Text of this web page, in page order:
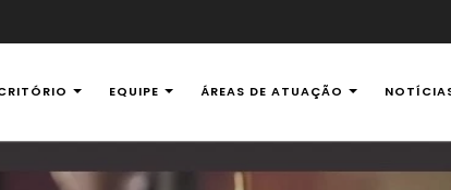
Ambiental
EQUIPE ÁREAS DE ATUAÇÃO